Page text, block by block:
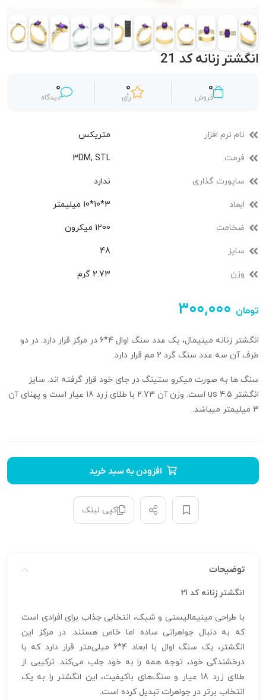
انگشتر زنانه کد 21
0
فروش
0
رأی
0
دیدگاه
نام نرم افزار متریکس
فرمت 3DM, STL
ساپورت گذاری ندارد
ابعاد 3*10*10 میلیمتر
ضخامت 1200 میکرون
سایز 48
وزن 2.73 گرم
۳۰۰,۰۰۰ تومان
انگشتر زنانه مینیمال، یک عدد سنگ اوال 4*6 در مرکز قرار دارد. در دو
طرف آن سه عدد سنگ گرد 2 مم قرار دارد.
سنگ ها به صورت میکرو ستینگ در جای خود قرار گرفته اند. سایز
انگشتر 4.5 us است. وزن آن 2.73 با طلای زرد 18 عیار است و پهنای آن
3 میلیمتر میباشد.
افزودن به سبد خرید
کپی لینک
توضیحات
انگشتر زنانه کد 21
با طراحی مینیمالیستی و شیک، انتخابی جذاب برای افرادی است
که به دنبال جواهراتی ساده اما خاص هستند. در مرکز این
انگشتر، یک سنگ اوال با ابعاد 4*6 میلی‌متر قرار دارد که با
درخشندگی خود، توجه همه را به خود جلب می‌کند. ترکیبی از
طلای زرد 18 عیار و سنگ‌های باکیفیت، این انگشتر را به یک
انتخاب برتر در جواهرات تبدیل کرده است.